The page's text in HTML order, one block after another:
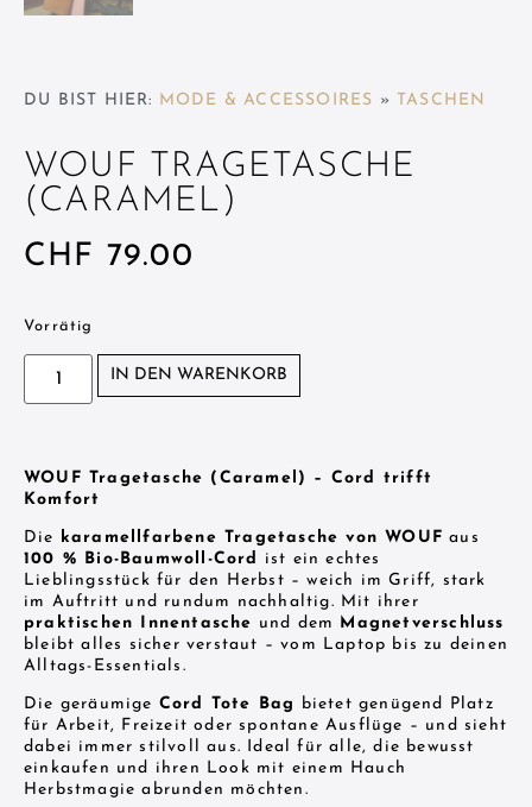
DU BIST HIER: MODE & ACCESSOIRES »TASCHEN
WOUF TRAGETASCHE
(CARAMEL)
CHF 79.00
Vorrätig
IN DEN WARENKORB
WOUF Tragetasche (Caramel) – Cord trifft
Komfort
Die karamellfarbene Tragetasche von WOUF aus
100 % Bio-Baumwoll-Cord ist ein echtes
Lieblingsstück für den Herbst – weich im Griff, stark
im Auftritt und rundum nachhaltig. Mit ihrer
praktischen Innentasche und dem Magnetverschluss
bleibt alles sicher verstaut – vom Laptop bis zu deinen
Alltags-Essentials.
Die geräumige Cord Tote Bag bietet genügend Platz
für Arbeit, Freizeit oder spontane Ausflüge – und sieht
dabei immer stilvoll aus. Ideal für alle, die bewusst
einkaufen und ihren Look mit einem Hauch
Herbstmagie abrunden möchten.